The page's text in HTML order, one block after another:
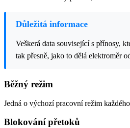
Důležitá informace
Veškerá data související s přínosy,
tak přesně, jako to dělá elektroměr
Běžný režim
Jedná o výchozí pracovní režim
Blokování přetoků